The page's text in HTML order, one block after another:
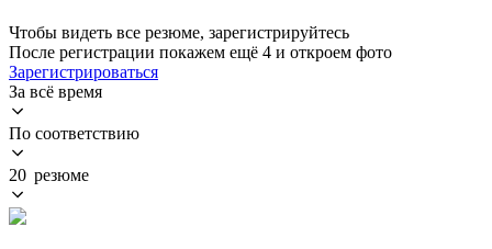
Чтобы видеть все резюме, зарегистрируйтесь
После регистрации покажем ещё 4 и откроем фото
Зарегистрироваться
За всё время
По соответствию
20 резюме